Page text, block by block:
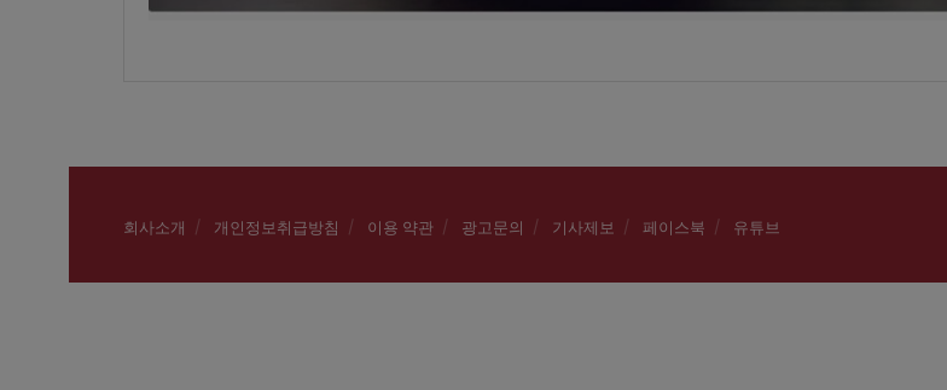
회사소개 개인정보취급방침 이용 약관 광고문의 기사제보 페이스북 유튜브